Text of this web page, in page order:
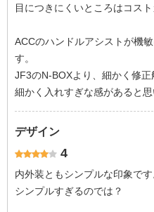
目につきにくいところはコス
ACCのハンドルアシストが機
す。
JF3のN-BOXより、細かく修正
細かく入れすぎな感があると思
デザイン
4
内外装ともシンプルな印象です
シンプルすぎるのでは？